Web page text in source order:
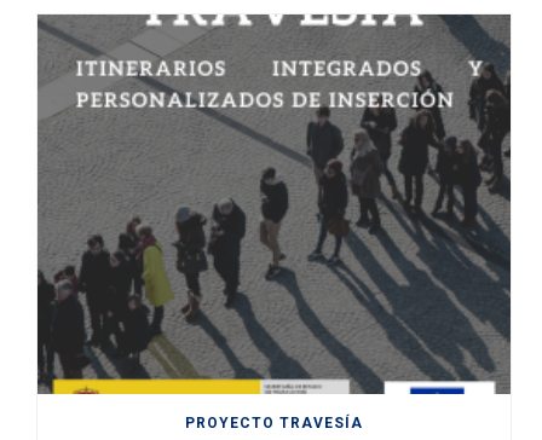
PROYECTO TRAVESÍA